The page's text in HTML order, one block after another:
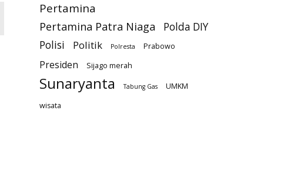
Pertamina
Pertamina Patra Niaga
Polda DIY
Polisi
Politik Polresta Prabowo
Presiden Sijago merah
Sunaryanta Tabung Gas
UMKM
wisata